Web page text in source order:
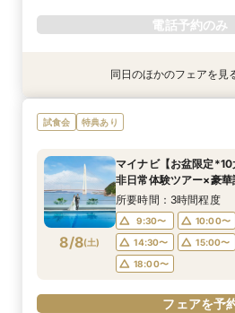
電話予約のみ
特典あり
8/7(金)
【ペット婚に◎】大切
会場で叶えよう
11:00〜
12:00〜
13:00〜
14:00〜
15:00〜
電話予約のみ
特典あり
8/7(金)
【少人数で邸宅貸切】
★wedding相談会
11:00〜
12:00〜
13:00〜
14:00〜
15:00〜
電話予約のみ
8/7(金)
【遠方の方◎オンライ
豪華5大特典付き
14:00〜
15:00〜
16:00〜
17:00〜
電話予約のみ
特典あり
8/7(金)
【お料理重視◎】シェ
×貸切邸宅W体験
11:00〜
12:00〜
13:00〜
14:00〜
15:00〜
電話予約のみ
特典あり
8/7(金)
初見学でも安心◎「即
新プラン×試食付
13:00〜
14:00〜
15:00〜
16:00〜
17:00〜
電話予約のみ
同日のほかのフェアを見
試食会 特典あり
8/8(土)
マイナビ【お盆限定
非日常体験ツアー×豪華
所要時間：3時間程度
9:30〜
10:00〜
14:30〜
15:00〜
18:00〜
フェアを予